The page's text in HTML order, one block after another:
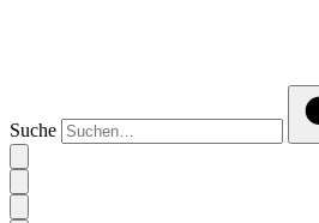
Suche